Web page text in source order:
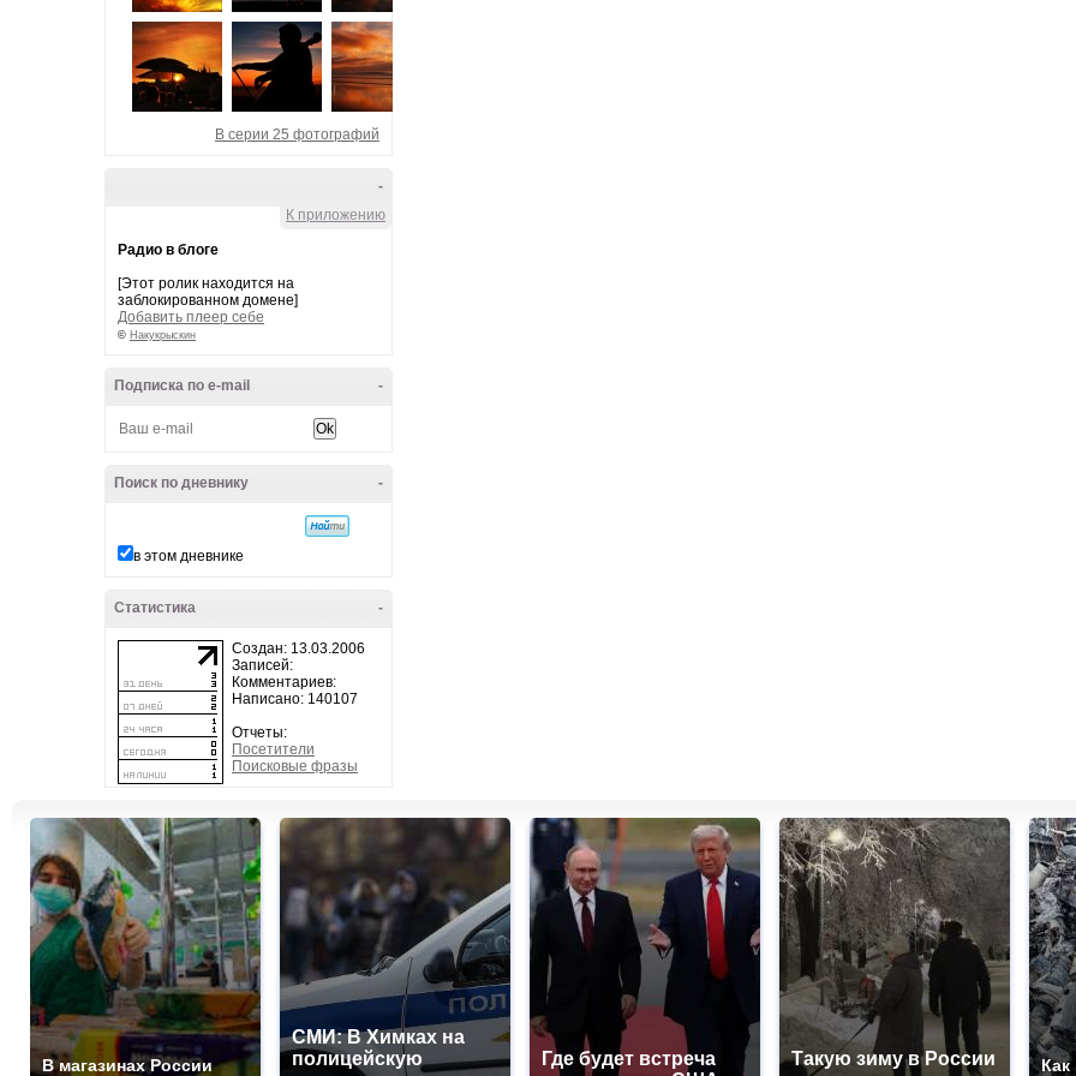
В серии 25 фотографий
-
К приложению
Радио в блоге
[Этот ролик находится на
заблокированном домене]
Добавить плеер себе
© Накукрыскин
-
Подписка по e-mail
-
Поиск по дневнику
в этом дневнике
-
Статистика
Создан: 13.03.2006
Записей:
Комментариев:
Написано: 140107
Отчеты:
Посетители
Поисковые фразы
В магазинах России
СМИ: В Химках на
полицейскую
Где будет встреча
Такую зиму в России
Как